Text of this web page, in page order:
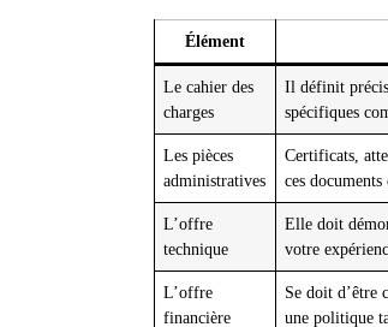
Élément
Le cahier des
charges
Il définit
spécifiques
Les pièces
administratives
Certificats,
ces
L’offre
technique
Elle doit
votre
L’offre
financière
Se doit d’être
une politique